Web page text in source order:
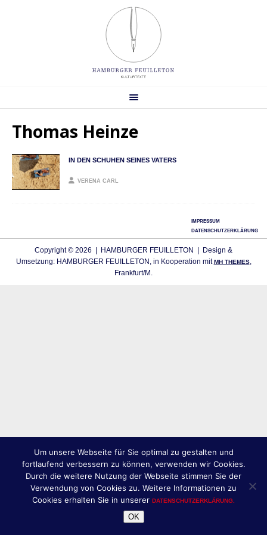
Thomas Heinze
IN DEN SCHUHEN SEINES VATERS
VERENA CARL
IMPRESSUM
DATENSCHUTZERKLÄRUNG
Copyright © 2026 | HAMBURGER FEUILLETON | Design &
Umsetzung: HAMBURGER FEUILLETON, in Kooperation mitMH THEMES,
Frankfurt/M.
Um unsere Webseite für Sie optimal zu gestalten und
fortlaufend verbessern zu können, verwenden wir Cookies.
Durch die weitere Nutzung der Webseite stimmen Sie der
Verwendung von Cookies zu. Weitere Informationen zu
Cookies erhalten Sie in unserer DATENSCHUTZERKLÄRUNG.
OK